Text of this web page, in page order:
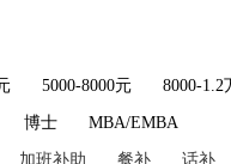
5000-8000元 8000-1.2
博士 MBA/EMBA
加班补助 餐补 话补